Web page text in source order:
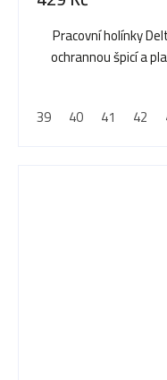
Pracovní holínky
ochrannou špicí a
39
40 41 42